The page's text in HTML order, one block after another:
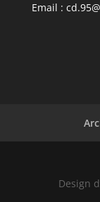
Email :
Design